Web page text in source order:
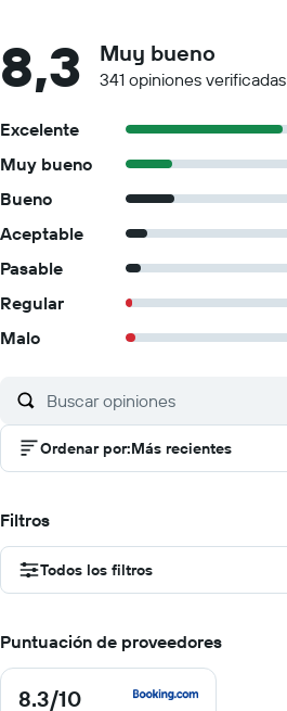
8,3 Muy bueno
341 opiniones verificadas
Excelente
Muy bueno
Bueno
Aceptable
Pasable
Regular
Malo
Ordenar por:Más recientes
Filtros
Todos los filtros
Puntuación de proveedores
8.3/10
8.3